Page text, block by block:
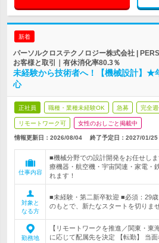
新着
パーソルクロステクノロジー株式会社 |
お客様と取引｜有休消化率80.3％
未経験から技術者へ！【機械設計】
心
正社員 職種・業種未経験OK 急募 完全
リモートワーク可 女性のおしごと掲載中
情報更新日：2026/08/04 終了予定日： 2027/01/25
仕事内容
■機械分野での設計開発をお任せし
療機器・航空機・宇宙関連・家電・
れます！
対象と
なる方
■未経験・第二新卒歓迎 ■必須：29
のもとで、新たなスタートを切りま
勤務地
【リモートワークを推進／関東・東
に応じて配属先を決定 【転勤】 当面